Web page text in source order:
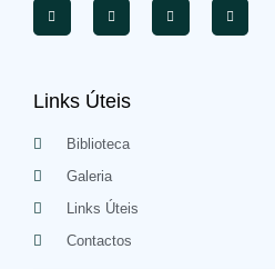
Links Úteis
Biblioteca
Galeria
Links Úteis
Contactos